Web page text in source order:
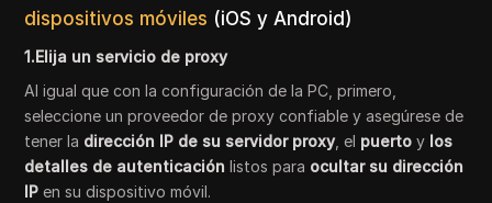
dispositivos móviles (iOS y Android)
1.Elija un servicio de proxy
Al igual que con la configuración de la PC, primero,
seleccione un proveedor de proxy confiable y asegúrese de
tener la dirección IP de su servidor proxy, el puerto y los
detalles de autenticación listos para ocultar su dirección
IP en su dispositivo móvil.